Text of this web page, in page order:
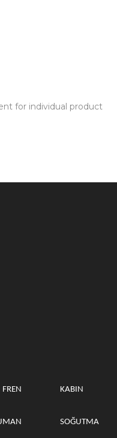
for individual product
FREN KABIN
SOĞUTMA